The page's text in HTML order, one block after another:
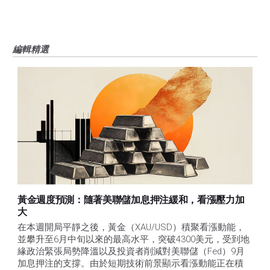
編輯精選
黃金週度預測：隨著美聯儲加息押注緩和，看漲壓力加
大
在本週開局平靜之後，黃金（XAU/USD）積聚看漲動能，
並攀升至6月中旬以來的最高水平，突破4300美元，受到地
緣政治緊張局勢降溫以及投資者削減對美聯儲（Fed）9月
加息押注的支撐。由於短期技術前景顯示看漲動能正在積